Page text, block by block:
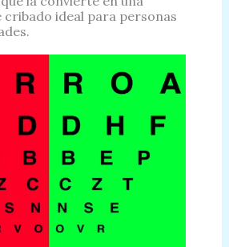
ideal para personas